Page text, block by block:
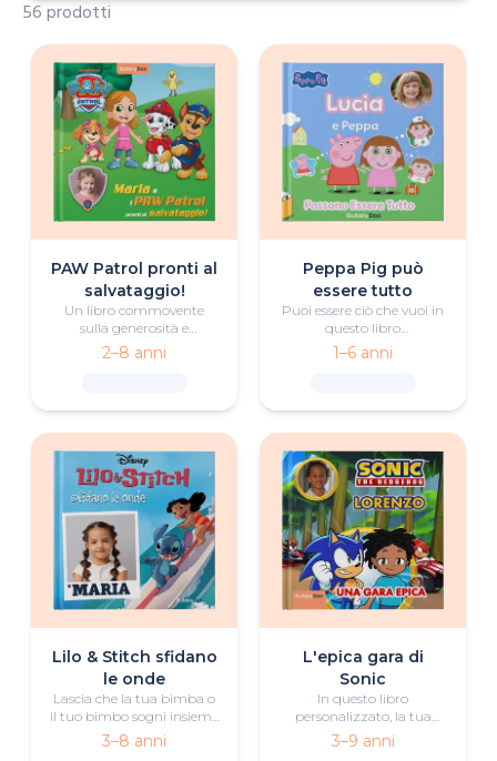
56 prodotti
PAW Patrol pronti al
salvataggio!
Un libro commovente
sulla generosità e
sull'amicizia, con
protagonisti un piccolo
2–8 anni
Peppa Pig può
essere tutto
Puoi essere ciò che vuoi in
questo libro
personalizzato di Peppa
Pig, ricco di divertimento e
1–6 anni
Lilo & Stitch sfidano
le onde
Lascia che la tua bimba o
il tuo bimbo sogni insieme
a Lilo e Stitch per scoprire
il vero significato di
3–8 anni
L'epica gara di
Sonic
In questo libro
personalizzato, la tua
bimba o il tuo bimbo si
unirà al Team Sonic in una
3–9 anni